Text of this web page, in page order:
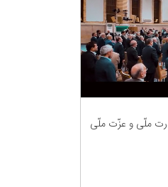
ملّی و عزّت ملّی